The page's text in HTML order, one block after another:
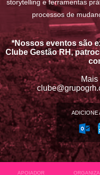
storytelling e ferramentas
processos de
*Nossos eventos são
Clube Gestão RH,
Mais
ADICIONE
APOIADOR